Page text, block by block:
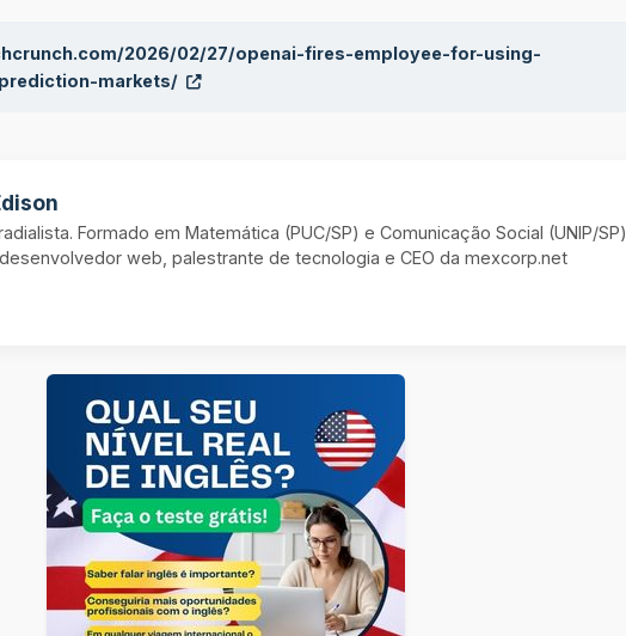
2026/02/27/openai-fires-employee-for-using-
markets/
Formado em Matemática (PUC/SP) e Comunicação Social (UNIP/SP)
web, palestrante de tecnologia e CEO da mexcorp.net